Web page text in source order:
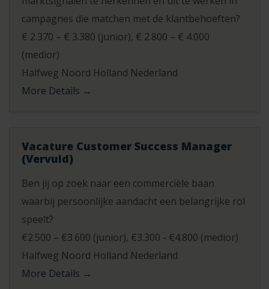
campagnes die matchen met de klantbehoeften?
€ 2.370 – € 3.380 (junior) € 2.800 – € 4.000
(medior)
Halfweg Noord Holland Nederland
More Details
Vacature Customer Success Manager
(Vervuld)
Ben jij op zoek naar een commerciële baan
waarbij persoonlijke aandacht een belangrijke rol
speelt?
€2.500 – €3.600 (junior) €3.300 - €4.800 (medior)
Halfweg Noord Holland Nederland
More Details